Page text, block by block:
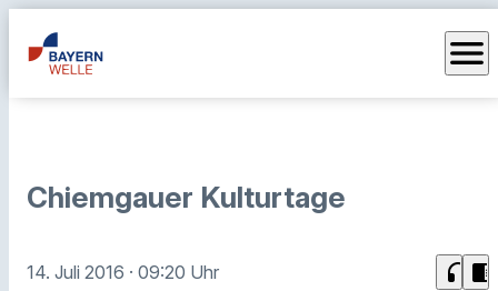
menu
Chiemgauer Kulturtage
14. Juli 2016 · 09:20 Uhr headphones chrome_reader_mode